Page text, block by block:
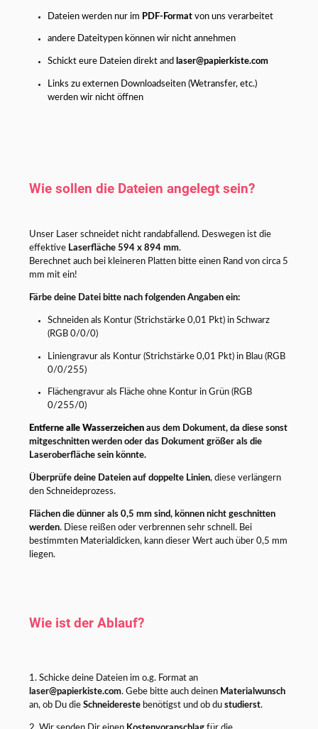
Dateien werden nur im PDF-Formatvon uns verarbeitet
andere Dateitypen können wir nicht annehmen
Schickt eure Dateien direkt and laser@papierkiste.com
Links zu externen Downloadseiten (Wetransfer, etc.)
werden wir nicht öffnen
Wie sollen die Dateien angelegt sein?
Unser Laser schneidet nicht randabfallend. Deswegen ist die
effektive Laserfläche 594 x 894 mm.
Berechnet auch bei kleineren Platten bitte einen Rand von circa 5
mm mit ein!
Färbe deine Datei bitte nach folgenden Angaben ein:
Schneiden als Kontur (Strichstärke 0,01 Pkt) in Schwarz
(RGB 0/0/0)
Liniengravur als Kontur (Strichstärke 0,01 Pkt) in Blau (RGB
0/0/255)
Flächengravur als Fläche ohne Kontur in Grün (RGB
0/255/0)
Entferne alle Wasserzeichen aus dem Dokument, da diese sonst
mitgeschnitten werden oder das Dokument größer als die
Laseroberfläche sein könnte.
Überprüfe deine Dateien auf doppelte Linien, diese verlängern
den Schneideprozess.
Flächen die dünner als 0,5 mm sind, können nicht geschnitten
werden. Diese reißen oder verbrennen sehr schnell. Bei
bestimmten Materialdicken, kann dieser Wert auch über 0,5 mm
liegen.
Wie ist der Ablauf?
1. Schicke deine Dateien im o.g. Format an
laser@papierkiste.com. Gebe bitte auch deinen Materialwunsch
an, ob Du die Schneidereste benötigst und ob du studierst.